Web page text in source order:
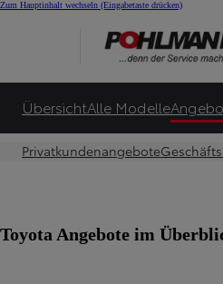
Zum Hauptinhalt wechseln (Eingabetaste drücken)
ÜbersichtAlle Modelle
Privatkundenangebote
Toyota Angebote im